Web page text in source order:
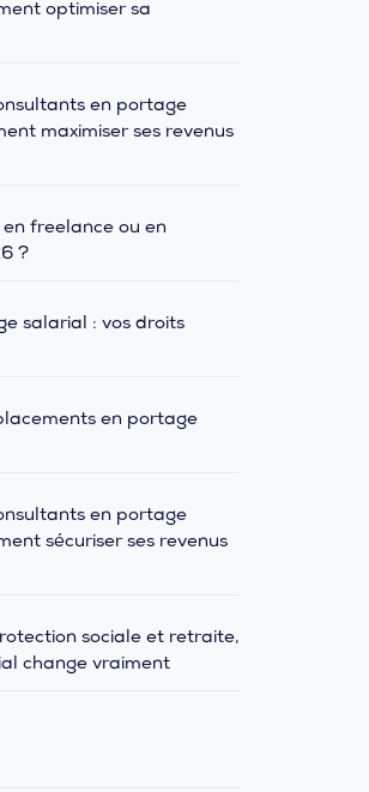
optimiser sa
en portage
maximiser ses revenus
freelance ou en
?
salarial : vos droits
en portage
en portage
sécuriser ses revenus
sociale et retraite,
change vraiment